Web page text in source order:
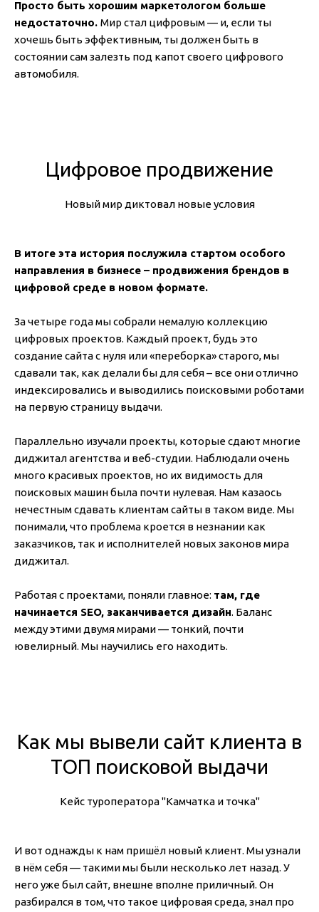
Просто быть хорошим маркетологом больше
недостаточно. Мир стал цифровым — и, если ты
хочешь быть эффективным, ты должен быть в
состоянии сам залезть под капот своего цифрового
автомобиля.
Цифровое продвижение
Новый мир диктовал новые условия
В итоге эта история послужила стартом особого
направления в бизнесе – продвижения брендов в
цифровой среде в новом формате.
За четыре года мы собрали немалую коллекцию
цифровых проектов. Каждый проект, будь это
создание сайта с нуля или «переборка» старого, мы
сдавали так, как делали бы для себя – все они отлично
индексировались и выводились поисковыми роботами
на первую страницу выдачи.
Параллельно изучали проекты, которые сдают многие
диджитал агентства и веб-студии. Наблюдали очень
много красивых проектов, но их видимость для
поисковых машин была почти нулевая. Нам казаось
нечестным сдавать клиентам сайты в таком виде. Мы
понимали, что проблема кроется в незнании как
заказчиков, так и исполнителей новых законов мира
диджитал.
Работая с проектами, поняли главное: там, где
начинается SEO, заканчивается дизайн. Баланс
между этими двумя мирами — тонкий, почти
ювелирный. Мы научились его находить.
Как мы вывели сайт клиента в
ТОП поисковой выдачи
Кейс туроператора "Камчатка и точка"
И вот однажды к нам пришёл новый клиент. Мы узнали
в нём себя — такими мы были несколько лет назад. У
него уже был сайт, внешне вполне приличный. Он
разбирался в том, что такое цифровая среда, знал про